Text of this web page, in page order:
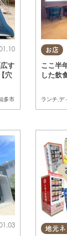
コース
り。
グルー
多市
す
穴
お店
ここ半
した飲
ランチ ,デ
地元ネ